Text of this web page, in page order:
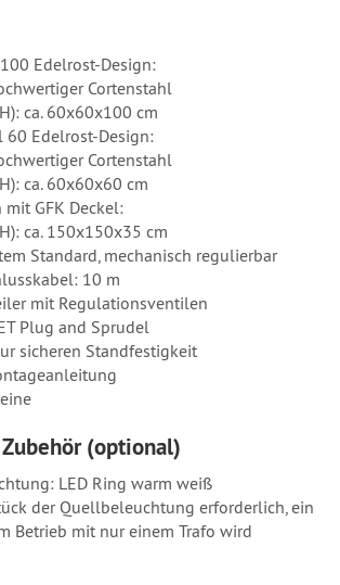
Edelrost-Design:
Cortenstahl
ca. 60x60x100 cm
Edelrost-Design:
Cortenstahl
ca. 60x60x60 cm
mit GFK Deckel:
ca. 150x150x35 cm
Standard, mechanisch regulierbar
10 m
mit Regulationsventilen
Plug and Sprudel
sicheren Standfestigkeit
(optional)
LED Ring warm weiß
der Quellbeleuchtung erforderlich, ein
Betrieb mit nur einem Trafo wird